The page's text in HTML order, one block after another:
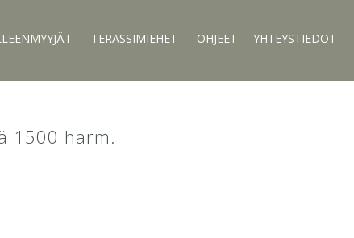
TERASSIMIEHET OHJEET YHTEYSTIEDOT
1500 harm.